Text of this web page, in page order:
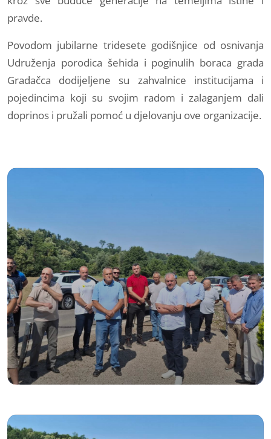
pravde.
Povodom jubilarne tridesete godišnjice od osnivanja
Udruženja porodica šehida i poginulih boraca grada
Gradačca dodijeljene su zahvalnice institucijama i
pojedincima koji su svojim radom i zalaganjem dali
doprinos i pružali pomoć u djelovanju ove organizacije.